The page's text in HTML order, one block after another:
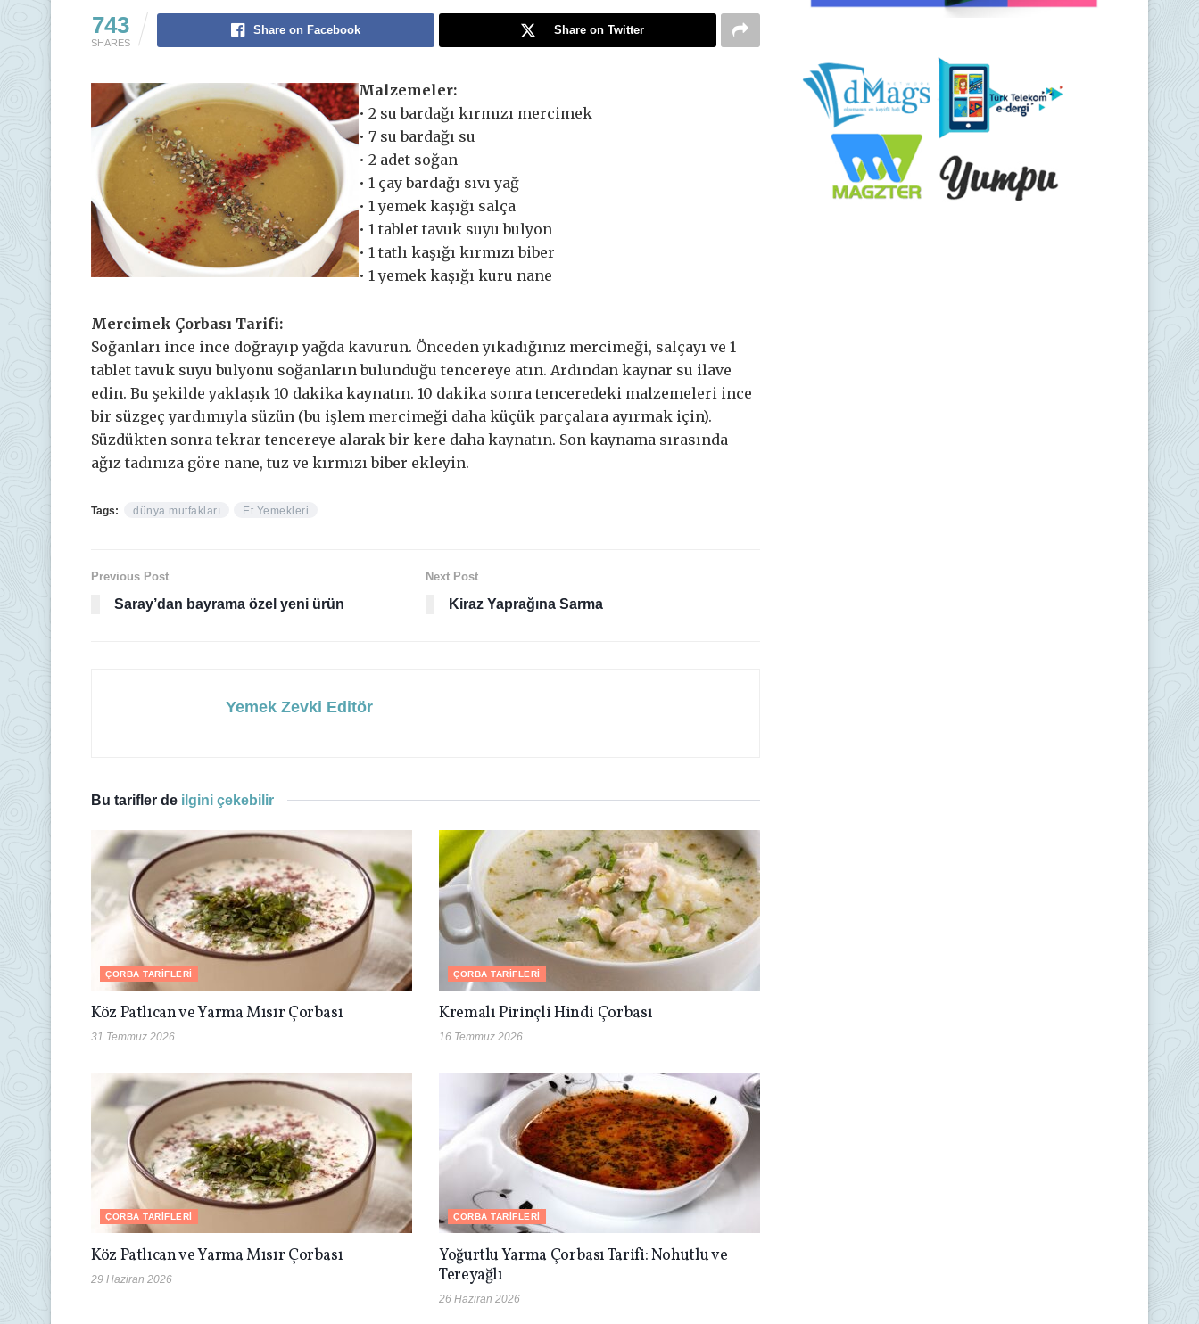
743
SHARES
Share on Facebook Share on Twitter
Malzemeler:
• 2 su bardağı kırmızı mercimek
• 7 su bardağı su
• 2 adet soğan
• 1 çay bardağı sıvı yağ
• 1 yemek kaşığı salça
• 1 tablet tavuk suyu bulyon
• 1 tatlı kaşığı kırmızı biber
• 1 yemek kaşığı kuru nane
Mercimek Çorbası Tarifi:
Soğanları ince ince doğrayıp yağda kavurun. Önceden yıkadığınız mercimeği, salçayı ve 1
tablet tavuk suyu bulyonu soğanların bulunduğu tencereye atın. Ardından kaynar su ilave
edin. Bu şekilde yaklaşık 10 dakika kaynatın. 10 dakika sonra tenceredeki malzemeleri ince
bir süzgeç yardımıyla süzün (bu işlem mercimeği daha küçük parçalara ayırmak için).
Süzdükten sonra tekrar tencereye alarak bir kere daha kaynatın. Son kaynama sırasında
ağız tadınıza göre nane, tuz ve kırmızı biber ekleyin.
Tags: dünya mutfakları Et Yemekleri
Previous Post
Saray’dan bayrama özel yeni ürün
Next Post
Kiraz Yaprağına Sarma
Yemek Zevki Editör
Bu tarifler de ilgini çekebilir
ÇORBA TARIFLERI
Köz Patlıcan ve Yarma Mısır Çorbası
31 Temmuz 2026
ÇORBA TARIFLERI
Kremalı Pirinçli Hindi Çorbası
16 Temmuz 2026
ÇORBA TARIFLERI
Köz Patlıcan ve Yarma Mısır Çorbası
29 Haziran 2026
ÇORBA TARIFLERI
Yoğurtlu Yarma Çorbası Tarifi: Nohutlu ve
Tereyağlı
26 Haziran 2026